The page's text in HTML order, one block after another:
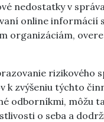
nedostatky v
online informácií
organizáciám,
rizikového
k zvýšeniu týchto
odborníkmi, môžu
o seba a